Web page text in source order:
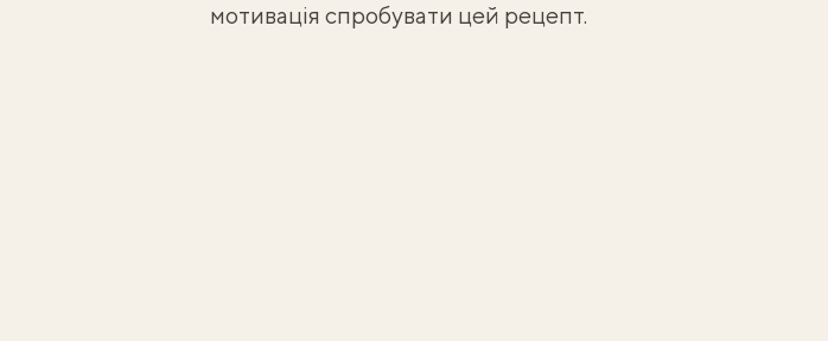
мотивація спробувати цей рецепт.